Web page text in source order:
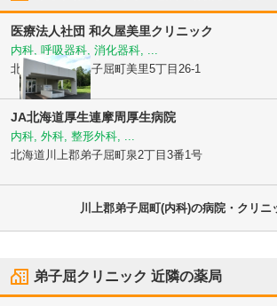
医療法人社団 和久屋美里クリニック
内科, 呼吸器科, 消化器科, ...
北海道川上郡弟子屈町美里5丁目26-1
JA北海道厚生連摩周厚生病院
内科, 外科, 整形外科, ...
北海道川上郡弟子屈町泉2丁目3番1号
川上郡弟子屈町(内科)の病院・クリニ
弟子屈クリニック 近隣の薬局